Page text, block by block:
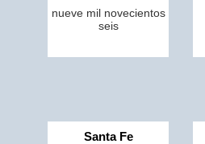
nueve mil novecientos
seis
Santa Fe